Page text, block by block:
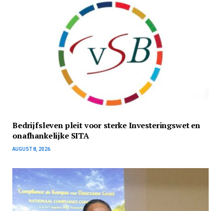
Bedrijfsleven pleit voor sterke Investeringswet en
onafhankelijke SITA
AUGUST 8, 2026